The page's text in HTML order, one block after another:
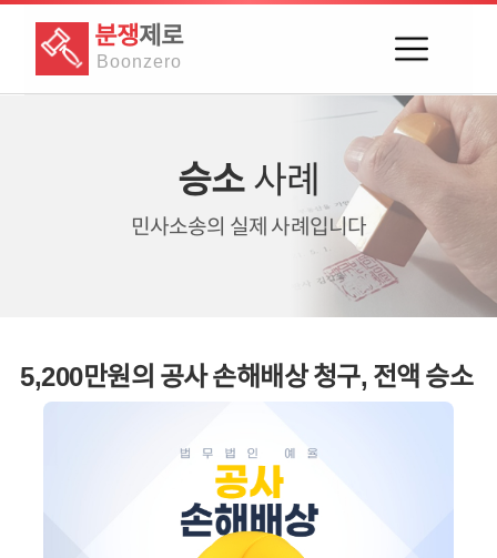
분쟁제로
Boonzero
승소사례
민사소송의 실제 사례입니다
5,200만원의 공사 손해배상 청구, 전액 승소